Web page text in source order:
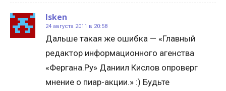
Isken
24 августа 2011 в 20:58
Дальше такая же ошибка — «Главный
редактор информационного агенства
«Фергана.Ру» Даниил Кислов опроверг
мнение о пиар-акции.» :) Будьте